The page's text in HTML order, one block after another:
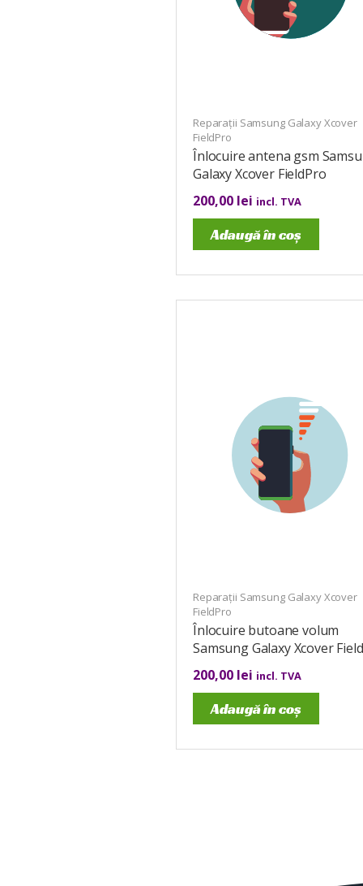
Reparații Samsung Galaxy Xcover
FieldPro
Înlocuire antena gsm
Galaxy Xcover FieldPro
200,00 lei incl. TVA
Adaugă în coș
Reparații Samsung Galaxy Xcover
FieldPro
Înlocuire butoane volum
Samsung Galaxy Xcover
200,00 lei incl. TVA
Adaugă în coș